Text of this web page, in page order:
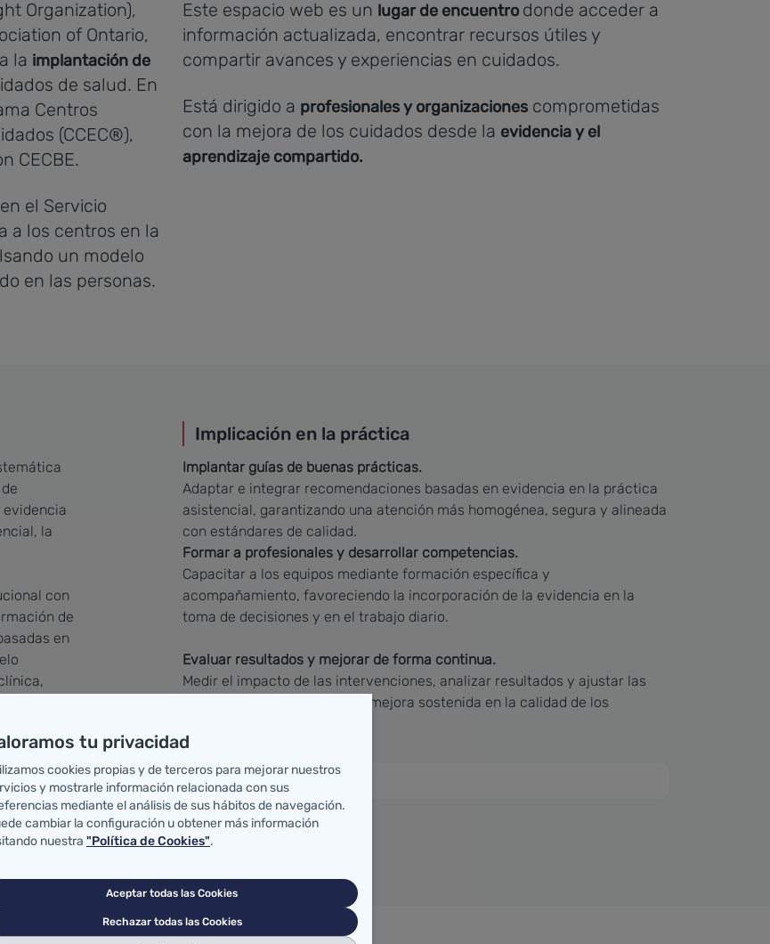
Organization),
of Ontario,
la implantación de
de salud. En
Centros
(CCEC®),
CECBE.
el Servicio
a los centros en la
un modelo
en las personas.
Este espacio web es un lugar de encuentro donde acceder a
información actualizada, encontrar recursos útiles y
compartir avances y experiencias en cuidados.
Está dirigido a profesionales y organizaciones comprometidas
con la mejora de los cuidados desde la evidencia y el
aprendizaje compartido.
la
con
de
en
del
todo el
Implicación en la práctica
Implantar guías de buenas prácticas.
Adaptar e integrar recomendaciones basadas en evidencia en la práctica
asistencial, garantizando una atención más homogénea, segura y alineada
con estándares de calidad.
Formar a profesionales y desarrollar competencias.
Capacitar a los equipos mediante formación específica y
acompañamiento, favoreciendo la incorporación de la evidencia en la
toma de decisiones y en el trabajo diario.
Evaluar resultados y mejorar de forma continua.
Medir el impacto de las intervenciones, analizar resultados y ajustar las
prácticas para asegurar una mejora sostenida en la calidad de los
Programa BPSO España
tu privacidad
cookies propias y de terceros para mejorar nuestros
y mostrarle información relacionada con sus
mediante el análisis de sus hábitos de navegación.
cambiar la configuración u obtener más información
nuestra "Política de Cookies".
Aceptar todas las Cookies
Rechazar todas las Cookies